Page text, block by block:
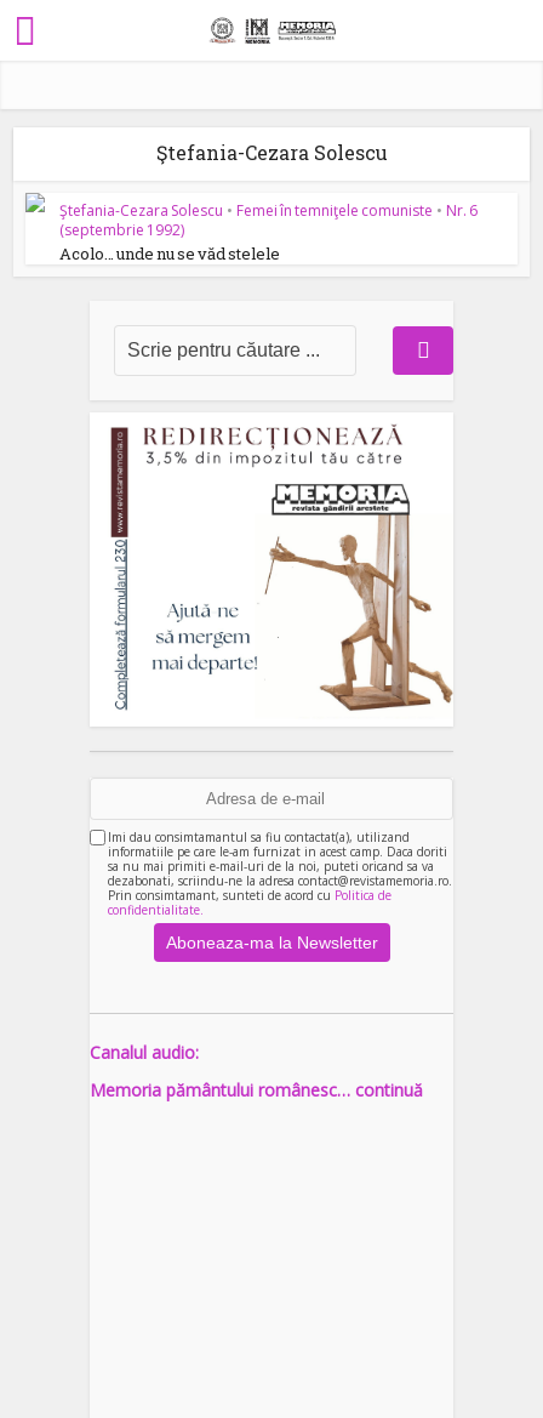
Ştefania-Cezara Solescu
Ştefania-Cezara Solescu • Femei în temniţele comuniste • Nr. 6
(septembrie 1992)
Acolo… unde nu se văd stelele
Imi dau consimtamantul sa fiu contactat(a), utilizand
informatiile pe care le-am furnizat in acest camp. Daca doriti
sa nu mai primiti e-mail-uri de la noi, puteti oricand sa va
dezabonati, scriindu-ne la adresa contact@revistamemoria.ro.
Prin consimtamant, sunteti de acord cu Politica de
confidentialitate.
Canalul audio:
Memoria pământului românesc… continuă